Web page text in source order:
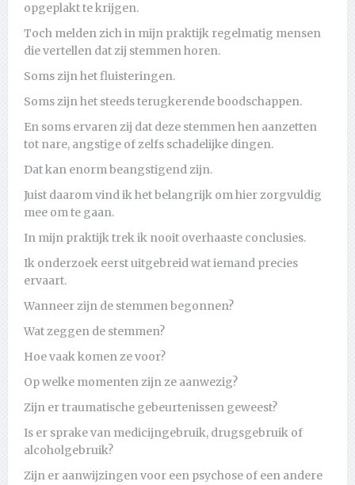
opgeplakt te krijgen.
Toch melden zich in mijn praktijk regelmatig mensen
die vertellen dat zij stemmen horen.
Soms zijn het fluisteringen.
Soms zijn het steeds terugkerende boodschappen.
En soms ervaren zij dat deze stemmen hen aanzetten
tot nare, angstige of zelfs schadelijke dingen.
Dat kan enorm beangstigend zijn.
Juist daarom vind ik het belangrijk om hier zorgvuldig
mee om te gaan.
In mijn praktijk trek ik nooit overhaaste conclusies.
Ik onderzoek eerst uitgebreid wat iemand precies
ervaart.
Wanneer zijn de stemmen begonnen?
Wat zeggen de stemmen?
Hoe vaak komen ze voor?
Op welke momenten zijn ze aanwezig?
Zijn er traumatische gebeurtenissen geweest?
Is er sprake van medicijngebruik, drugsgebruik of
alcoholgebruik?
Zijn er aanwijzingen voor een psychose of een andere